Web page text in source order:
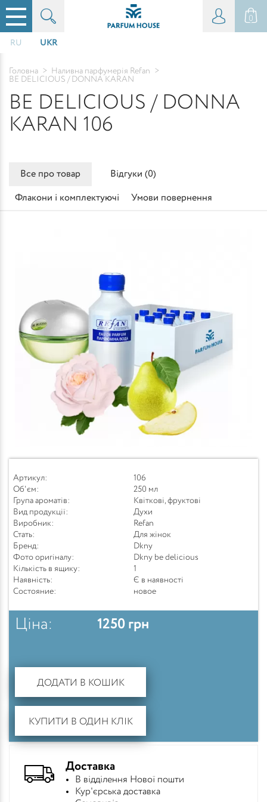
0
RU UKR
Головна > Наливна парфумерія Refan
>
BE DELICIOUS / DONNA KARAN
BE DELICIOUS / DONNA
KARAN 106
Все про товар Відгуки (0)
Флакони і комплектуючі Умови повернення
Артикул:
106
Об'єм:
250 мл
Група ароматів:
Квіткові, фруктові
Вид продукції:
Духи
Виробник:
Refan
Стать:
Для жінок
Бренд:
Dkny
Фото оригіналу:
Dkny be delicious
Кількість в ящику:
1
Наявність:
Є в наявності
Состояние:
новое
Ціна: 1250 грн
ДОДАТИ В КОШИК
КУПИТИ В ОДИН КЛІК
Доставка
В відділення Нової пошти
Кур'єрська доставка